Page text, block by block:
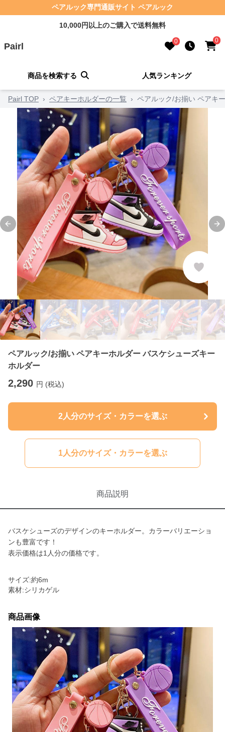
ペアルック専門通販サイト ペアルック
10,000円以上のご購入で送料無料
Pairl 0 0
商品を検索する 人気ランキング
Pairl TOP › ペアキーホルダーの一覧 › ペアルック/お揃い ペアキ
Previous slide
ペアルック/お揃い ペアキーホルダー バスケシューズキー
ホルダー
2,290 円 (税込)
2人分のサイズ・カラーを選ぶ
1人分のサイズ・カラーを選ぶ
商品説明
バスケシューズのデザインのキーホルダー。カラーバリエーショ
ンも豊富です！
表示価格は1人分の価格です。
サイズ:約6m
素材:シリカゲル
商品画像